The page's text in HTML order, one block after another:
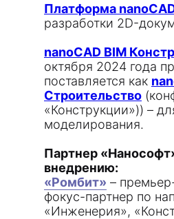
Платформа
разработки 2D-
nanoCAD BIM
октября 2024 года
поставляется как
Строительство
«Конструкции»)) –
моделирования.
Партнер
внедрению:
«Ромбит» –
фокус-партнер по
«Инженерия»,